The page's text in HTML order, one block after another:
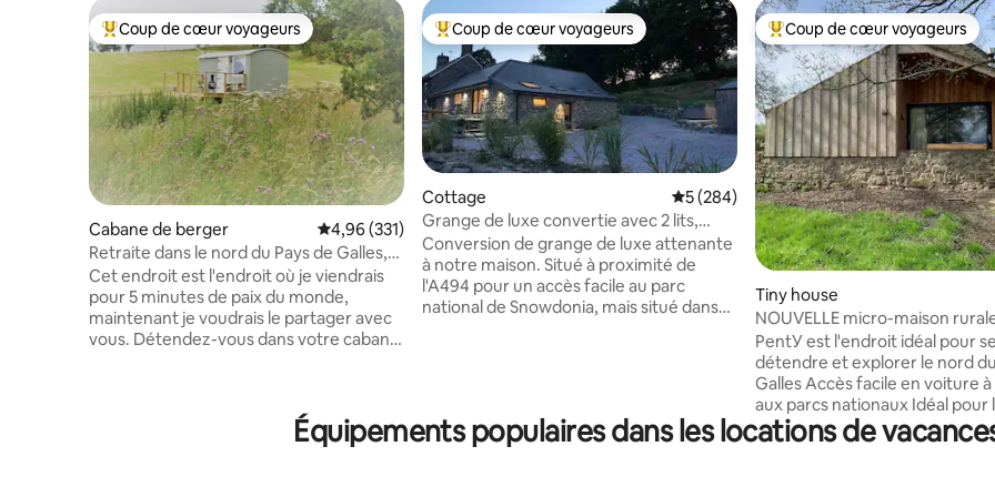
Coups de cœur voyageurs les plus appréciés
Coup de cœur voyageurs
Cabane de berger Évaluation moyenne sur la base de 331 commentaires : 4,96 sur 5
4,96 (331)
Retraite dans le nord du Pays de Galles,
cabane de berger, Ty Ucha'r Llyn
Cet endroit est l'endroit où je viendrais
pour 5 minutes de paix du monde,
maintenant je voudrais le partager avec
vous. Détendez-vous dans votre cabane
vallée de Dee et les montagnes géantes
de Berwyn. Essayez la baignade en eau
Coups de cœur voyageurs les plus appréciés
Coup de cœur voyageurs
Cottage Évaluation moyenne sur la base de 284
5 (284)
Grange de luxe convertie avec 2 lits,
2 salles de bain et jacuzzi
Conversion de grange de luxe attenante
à notre maison. Situé à proximité de
l'A494 pour un accès facile au parc
national de Snowdonia, mais situé dans
partout. Les chambres disposent d'une
télévision connectée et d'une connexion
Coups de cœur voyageurs les
Coup de cœur voyageurs
Tiny house
NOUVELLE micro-maison
vue sur le poêle à bois du patio
PentУ est l'endroit idéal pour se
détendre et explorer le nord
Galles Accès facile en voiture
aux parcs nationaux Idéal pour
couples, les professionnels et
avec un jeune bébé 11.0
Équipements populaires dans les locations de